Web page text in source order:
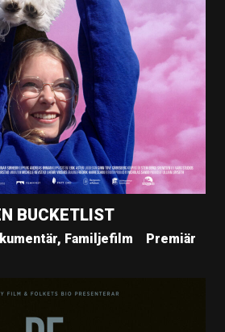
BUCKETLIST
Familjefilm
Premiär